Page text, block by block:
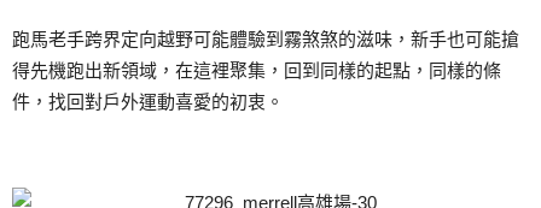
跑馬老手跨界定向越野可能體驗到霧煞煞的滋味，新手也可能搶
得先機跑出新領域，在這裡聚集，回到同樣的起點，同樣的條
件，找回對戶外運動喜愛的初衷。